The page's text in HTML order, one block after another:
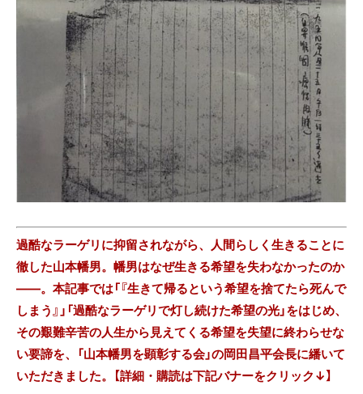
過酷なラーゲリに抑留されながら、人間らしく生きることに
徹した山本幡男。幡男はなぜ生きる希望を失わなかったのか
――。本記事では「『生きて帰るという希望を捨てたら死んで
しまう』」「過酷なラーゲリで灯し続けた希望の光」をはじめ、
その艱難辛苦の人生から見えてくる希望を失望に終わらせな
い要諦を、「山本幡男を顕彰する会」の岡田昌平会長に繙いて
いただきました。 【詳細・購読は下記バナーをクリック↓】